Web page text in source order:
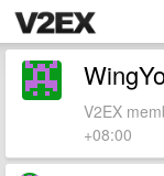
V2EX
+08:00